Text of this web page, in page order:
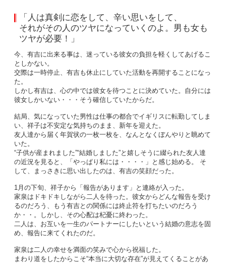
「人は真剣に恋をして、辛い思いをして、
それがその人のツヤになっていくのよ。男も女も
ツヤが必要！」
今、有吉に出来る事は、迷っている彼女の負担を軽くしてあげるこ
としかない。
交際は一時停止、有吉も休止にしていた活動を再開することになっ
た。
しかし有吉は、心の中では彼女を待つことに決めていた。自分には
彼女しかいない・・・そう確信していたからだ。
結局、気になっていた男性は仕事の都合でイギリスに転勤してしま
い、祥子は不安定な気持ちのまま、新年を迎えた。
友人達から届く年賀状の一枚一枚を、なんとなくぼんやりと眺めて
いた。
“子供が産まれました”“結婚しました”と嬉しそうに綴られた友人達
の近況を見ると、「やっぱり私には・・・・」と感じ始める。 そ
して、まっさきに思い出したのは、有吉の笑顔だった。
1月の下旬、祥子から「報告があります」と連絡が入った。
家泉はドキドキしながら二人を待った。彼女からどんな報告を受け
るのだろう、もう有吉との関係には終止符を打ちたいのだろう
か・・。しかし、その心配は杞憂に終わった。
二人は、お互いを一生のパートナーにしたいという結婚の意志を固
め、報告に来てくれたのだ。
家泉は二人の幸せを満面の笑みで心から祝福した。
まわり道をしたからこそ“本当に大切な存在”が見えてくることがあ